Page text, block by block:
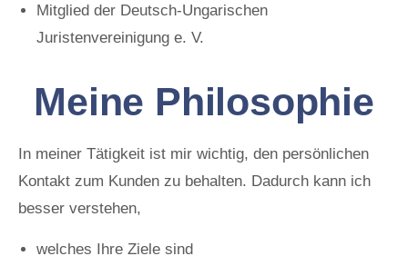
Mitglied der Deutsch-Ungarischen
Juristenvereinigung e. V.
Meine Philosophie
In meiner Tätigkeit ist mir wichtig, den persön­lichen
Kontakt zum Kunden zu behalten. Dadurch kann ich
besser verstehen,
welches Ihre Ziele sind